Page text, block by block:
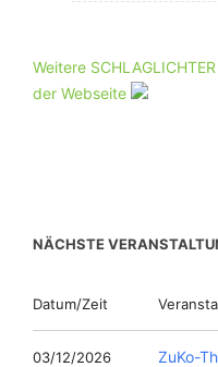
Weitere
der Webseite
NÄCHSTE
Datum/Zeit
03/12/2026
ZuKo-